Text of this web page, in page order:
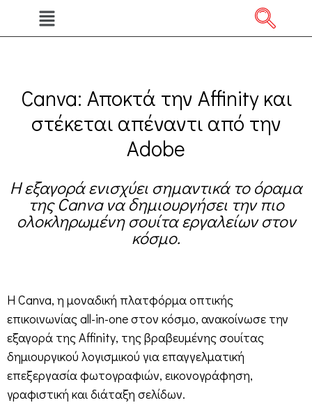
Canva: Αποκτά την Affinity και
στέκεται απέναντι από την
Adobe
Η εξαγορά ενισχύει σημαντικά το όραμα
της Canva να δημιουργήσει την πιο
ολοκληρωμένη σουίτα εργαλείων στον
κόσμο.
Η Canva, η μοναδική πλατφόρμα οπτικής
επικοινωνίας all-in-one στον κόσμο, ανακοίνωσε την
εξαγορά της Affinity, της βραβευμένης σουίτας
δημιουργικού λογισμικού για επαγγελματική
επεξεργασία φωτογραφιών, εικονογράφηση,
γραφιστική και διάταξη σελίδων.